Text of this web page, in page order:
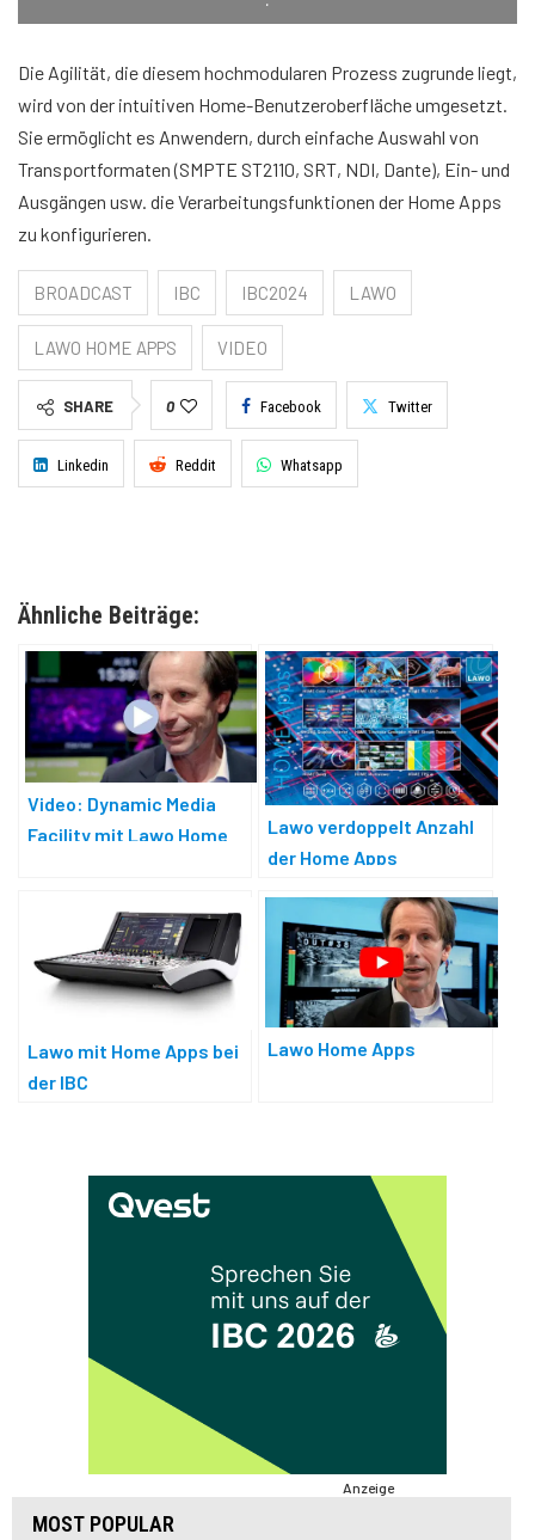
Die Agilität, die diesem hochmodularen Prozess zugrunde liegt,
wird von der intuitiven Home-Benutzeroberfläche umgesetzt.
Sie ermöglicht es Anwendern, durch einfache Auswahl von
Transportformaten (SMPTE ST2110, SRT, NDI, Dante), Ein- und
Ausgängen usw. die Verarbeitungsfunktionen der Home Apps
zu konfigurieren.
BROADCAST IBC IBC2024 LAWO
LAWO HOME APPS VIDEO
SHARE 0 Facebook Twitter
Linkedin Reddit Whatsapp
Ähnliche Beiträge:
Video: Dynamic Media
Facility mit Lawo Home
Lawo verdoppelt Anzahl
der Home Apps
Lawo mit Home Apps bei
der IBC
Lawo Home Apps
Anzeige
MOST POPULAR